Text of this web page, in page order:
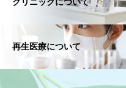
クリニックについて
再生医療について